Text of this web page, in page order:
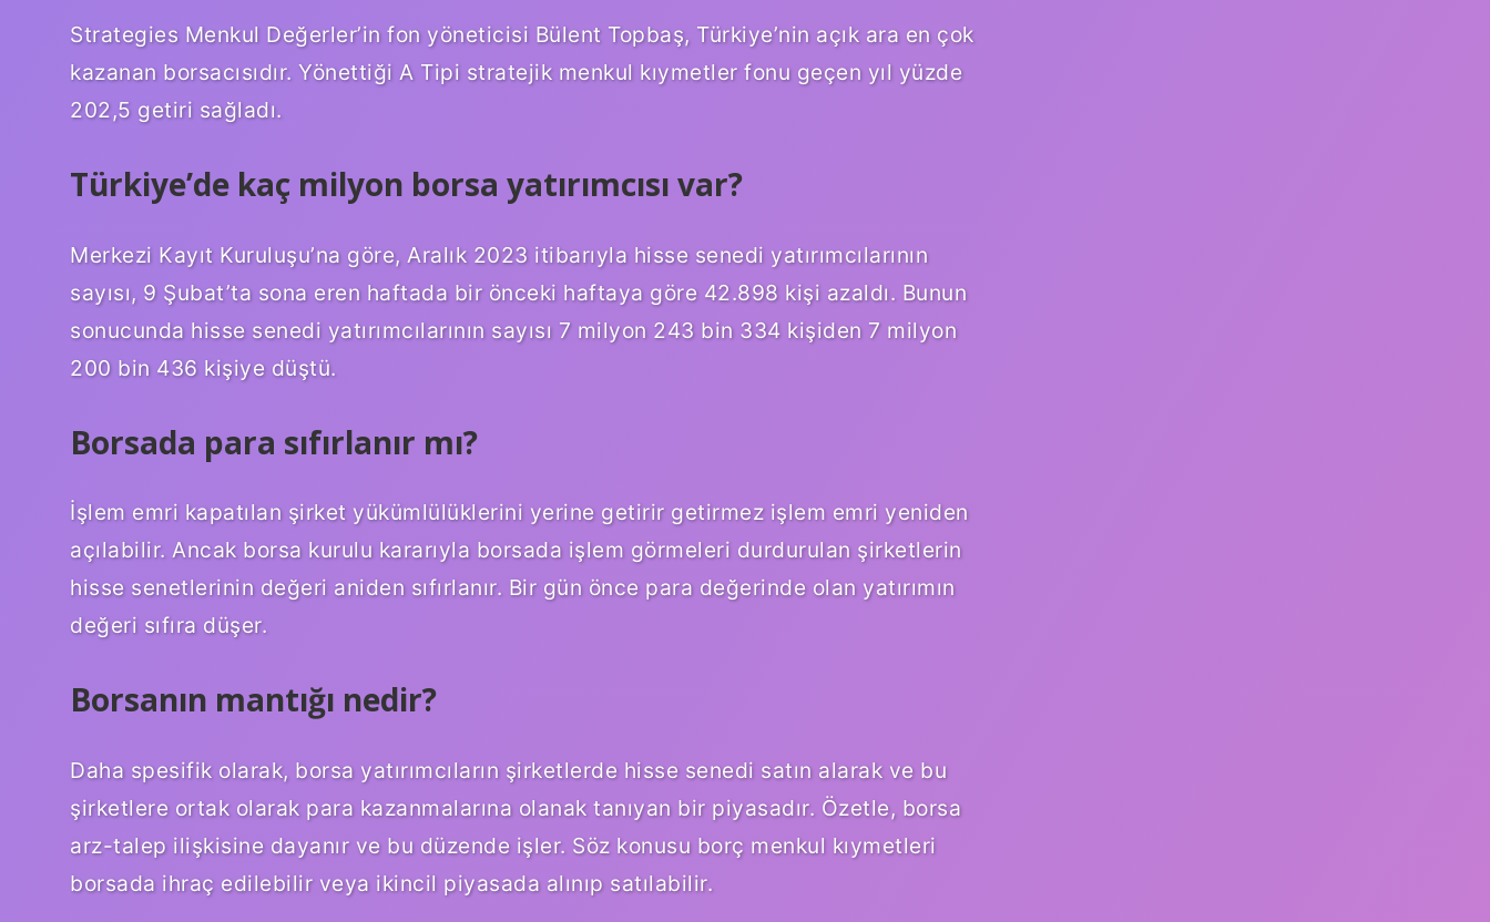
Strategies Menkul Değerler’in fon yöneticisi Bülent Topbaş, Türkiye’nin açık ara en çok
kazanan borsacısıdır. Yönettiği A Tipi stratejik menkul kıymetler fonu geçen yıl yüzde
202,5 ​​getiri sağladı.
Türkiye’de kaç milyon borsa yatırımcısı var?
Merkezi Kayıt Kuruluşu’na göre, Aralık 2023 itibarıyla hisse senedi yatırımcılarının
sayısı, 9 Şubat’ta sona eren haftada bir önceki haftaya göre 42.898 kişi azaldı. Bunun
sonucunda hisse senedi yatırımcılarının sayısı 7 milyon 243 bin 334 kişiden 7 milyon
200 bin 436 kişiye düştü.
Borsada para sıfırlanır mı?
İşlem emri kapatılan şirket yükümlülüklerini yerine getirir getirmez işlem emri yeniden
açılabilir. Ancak borsa kurulu kararıyla borsada işlem görmeleri durdurulan şirketlerin
hisse senetlerinin değeri aniden sıfırlanır. Bir gün önce para değerinde olan yatırımın
değeri sıfıra düşer.
Borsanın mantığı nedir?
Daha spesifik olarak, borsa yatırımcıların şirketlerde hisse senedi satın alarak ve bu
şirketlere ortak olarak para kazanmalarına olanak tanıyan bir piyasadır. Özetle, borsa
arz-talep ilişkisine dayanır ve bu düzende işler. Söz konusu borç menkul kıymetleri
borsada ihraç edilebilir veya ikincil piyasada alınıp satılabilir.